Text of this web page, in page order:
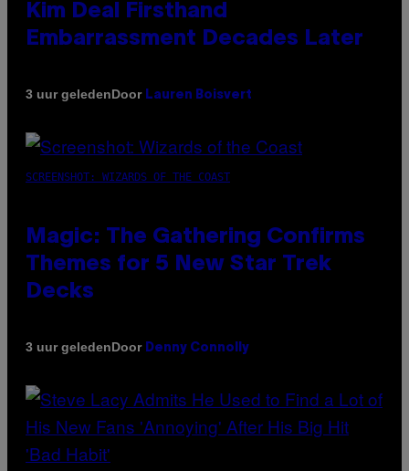
Kim Deal Firsthand
Embarrassment Decades Later
3 uur geledenDoor Lauren Boisvert
SCREENSHOT: WIZARDS OF THE COAST
Magic: The Gathering Confirms
Themes for 5 New Star Trek
Decks
3 uur geledenDoor Denny Connolly